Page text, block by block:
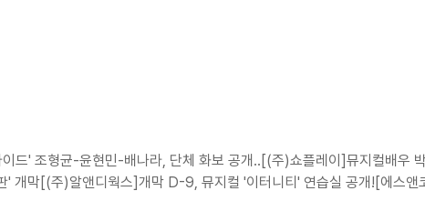
' 조형균-윤현민-배나라, 단체 화보 공개..[(주)쇼플레이]뮤지컬배우
개막[(주)알앤디웍스]개막 D-9, 뮤지컬 '이터니티' 연습실 공개![에스앤